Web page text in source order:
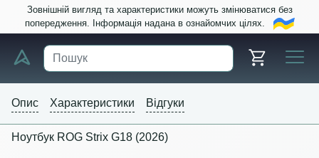
Зовнішній вигляд та характеристики можуть змінюватися без
попередження. Інформація надана в ознайомчих цілях.
Опис Характеристики Відгуки
Ноутбук ROG Strix G18 (2026)